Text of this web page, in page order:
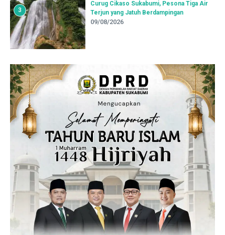
3
Curug Cikaso Sukabumi, Pesona Tiga Air
Terjun yang Jatuh Berdampingan
09/08/2026